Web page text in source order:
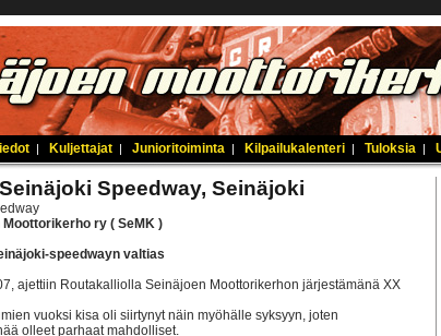
| Kuljettajat | Junioritoiminta | Kilpailukalenteri | Tuloksia |
Speedway, Seinäjoki
ry ( SeMK )
speedwayn valtias
ajettiin Routakalliolla Seinäjoen Moottorikerhon järjestämänä XX
vuoksi kisa oli siirtynyt näin myöhälle syksyyn, joten
olleet parhaat mahdolliset.